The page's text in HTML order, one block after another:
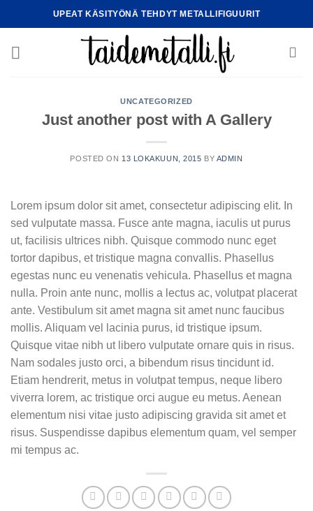
to
UPEAT KÄSITYÖNÄ TEHDYT METALLIFIGUURIT
UNCATEGORIZED
Just another post with A Gallery
POSTED ON 13 LOKAKUUN, 2015 BY ADMIN
Lorem ipsum dolor sit amet, consectetur adipiscing elit. In
sed vulputate massa. Fusce ante magna, iaculis ut purus
ut, facilisis ultrices nibh. Quisque commodo nunc eget
tortor dapibus, et tristique magna convallis. Phasellus
egestas nunc eu venenatis vehicula. Phasellus et magna
nulla. Proin ante nunc, mollis a lectus ac, volutpat placerat
ante. Vestibulum sit amet magna sit amet nunc faucibus
mollis. Aliquam vel lacinia purus, id tristique ipsum.
Quisque vitae nibh ut libero vulputate ornare quis in risus.
Nam sodales justo orci, a bibendum risus tincidunt id.
Etiam hendrerit, metus in volutpat tempus, neque libero
viverra lorem, ac tristique orci augue eu metus. Aenean
elementum nisi vitae justo adipiscing gravida sit amet et
risus. Suspendisse dapibus elementum quam, vel semper
mi tempus ac.